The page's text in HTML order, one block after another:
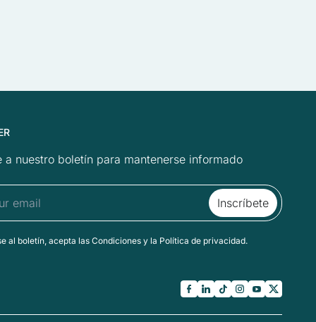
a nuestro boletín para mantenerse informado
al boletín, acepta las Condiciones y la Política de privacidad.